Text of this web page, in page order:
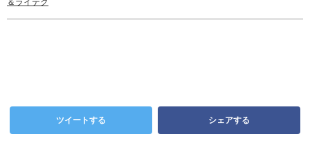
＆ライテク
ツイートする シェアする